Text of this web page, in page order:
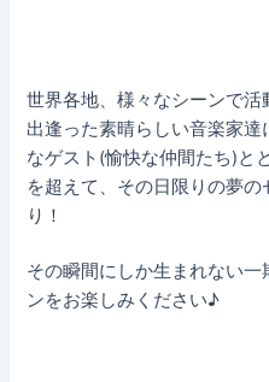
世界各地、様々なシーンで
出逢った素晴らしい音楽家
なゲスト(愉快な仲間たち)と
を超えて、その日限りの夢
り！
その瞬間にしか生まれない
ンをお楽しみください♪